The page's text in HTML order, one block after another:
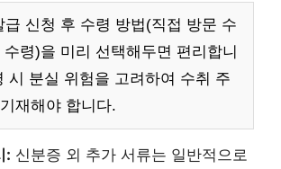
급 신청 후 수령 방법(직접 방문 수
령)을 미리 선택해두면 편리합니
시 분실 위험을 고려하여 수취 주
재해야 합니다.
: 신분증 외 추가 서류는 일반적으로